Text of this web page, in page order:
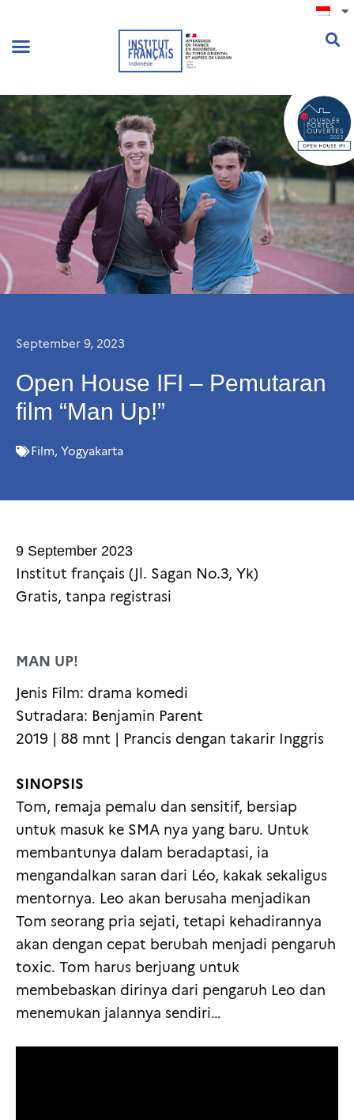
September 9, 2023
Open House IFI – Pemutaran
film “Man Up!”
Film, Yogyakarta
9 September 2023
Institut français (Jl. Sagan No.3, Yk)
Gratis, tanpa registrasi
MAN UP!
Jenis Film: drama komedi
Sutradara: Benjamin Parent
2019 | 88 mnt | Prancis dengan takarir Inggris
SINOPSIS
Tom, remaja pemalu dan sensitif, bersiap
untuk masuk ke SMA nya yang baru. Untuk
membantunya dalam beradaptasi, ia
mengandalkan saran dari Léo, kakak sekaligus
mentornya. Leo akan berusaha menjadikan
Tom seorang pria sejati, tetapi kehadirannya
akan dengan cepat berubah menjadi pengaruh
toxic. Tom harus berjuang untuk
membebaskan dirinya dari pengaruh Leo dan
menemukan jalannya sendiri…